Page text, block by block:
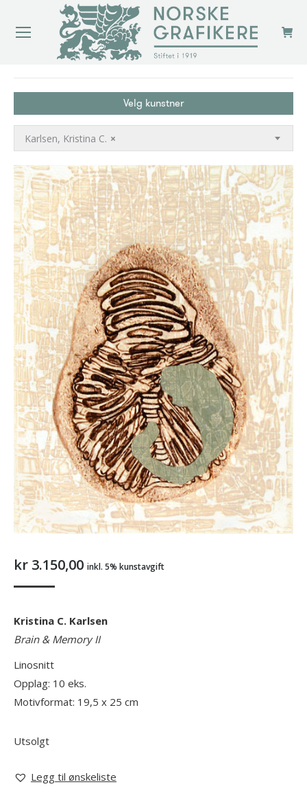
Velg kunstner
×
Karlsen, Kristina C.
kr 3.150,00 inkl. 5% kunstavgift
Kristina C. Karlsen
Brain & Memory II
Linosnitt
Opplag: 10 eks.
Motivformat: 19,5 x 25 cm
Utsolgt
Legg til ønskeliste